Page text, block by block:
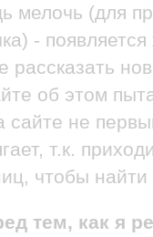
мелочь (для
-
рассказать
об этом
сайте не
т.к.
чтобы
тем, как я